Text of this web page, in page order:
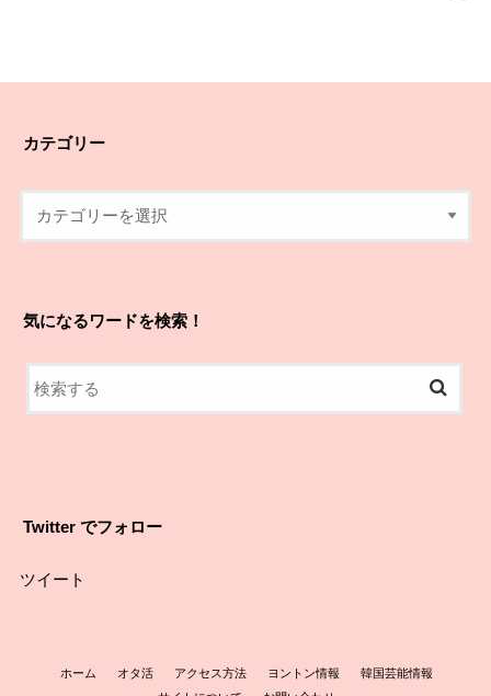
カテゴリー
気になるワードを検索！
Twitter でフォロー
ツイート
ホーム オタ活 アクセス方法 ヨントン情報
韓国芸能情報